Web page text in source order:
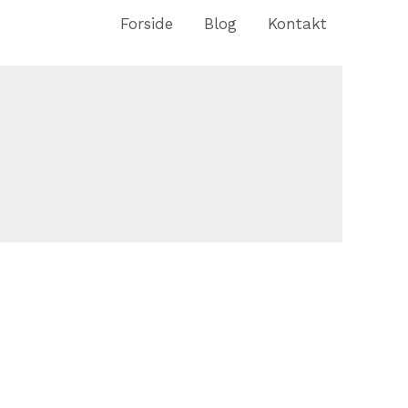
Forside Blog Kontakt